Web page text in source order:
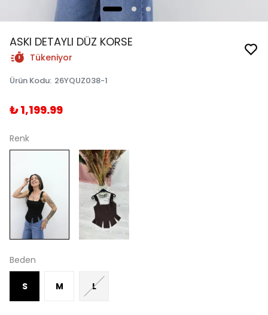
ASKI DETAYLI DÜZ KORSE
Tükeniyor
Ürün Kodu: 26YQUZ038-1
₺ 1,199.99
Renk
Beden
S M L